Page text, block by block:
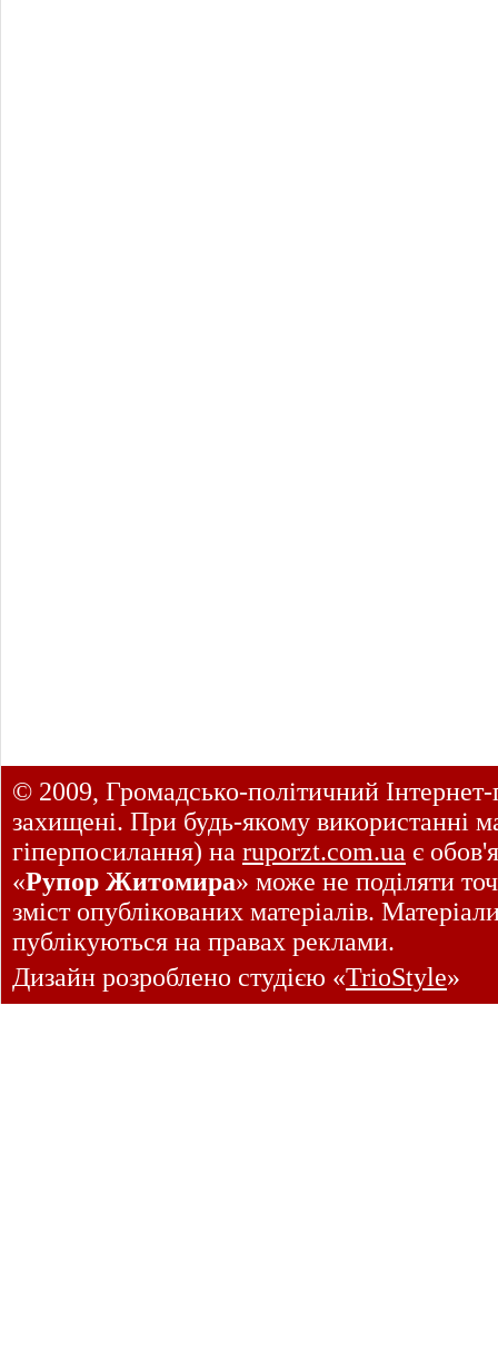
© 2009, Громадсько-політичний
захищені. При будь-якому використанні
гіперпосилання) на ruporzt.com.ua є
«Рупор Житомира» може не поділяти
зміст опублікованих матеріалів.
публікуються на правах реклами.
Дизайн розроблено студією «TrioStyle»